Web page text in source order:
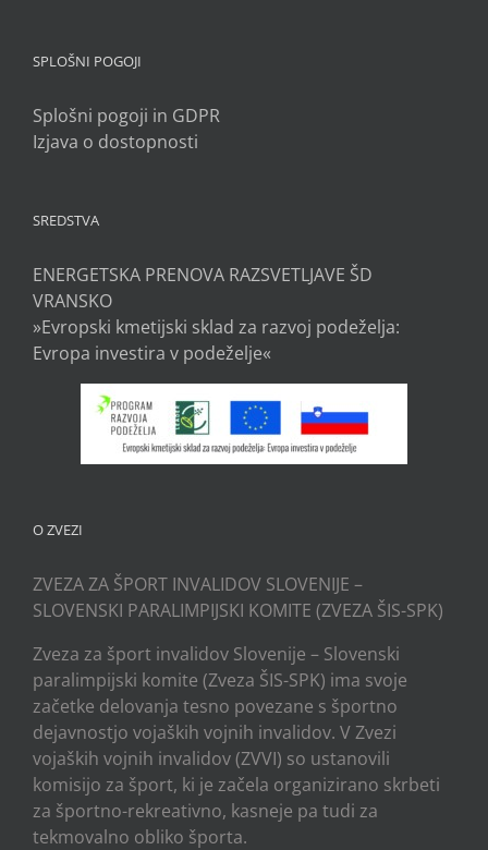
SPLOŠNI POGOJI
Splošni pogoji in GDPR
Izjava o dostopnosti
SREDSTVA
ENERGETSKA PRENOVA RAZSVETLJAVE ŠD
VRANSKO
»Evropski kmetijski sklad za razvoj podeželja:
Evropa investira v podeželje«
O ZVEZI
ZVEZA ZA ŠPORT INVALIDOV SLOVENIJE –
SLOVENSKI PARALIMPIJSKI KOMITE (ZVEZA ŠIS-SPK)
Zveza za šport invalidov Slovenije – Slovenski
paralimpijski komite (Zveza ŠIS-SPK) ima svoje
začetke delovanja tesno povezane s športno
dejavnostjo vojaških vojnih invalidov. V Zvezi
vojaških vojnih invalidov (ZVVI) so ustanovili
komisijo za šport, ki je začela organizirano skrbeti
za športno-rekreativno, kasneje pa tudi za
tekmovalno obliko športa.